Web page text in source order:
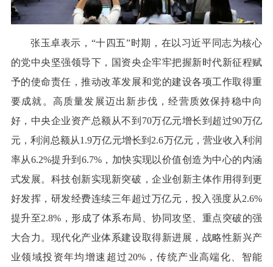
张玉卓表示，“十四五”时期，在以习近平同志为核心
的党中央坚强领导下，国资央企牢牢把握新时代新征程赋
予的使命责任，推动改革发展和党的建设各项工作取得重
要成就。高质量发展迈出新步伐，经营质效保持稳中向
好，中央企业资产总额从不到70万亿元增长到超过90万亿
元，利润总额从1.9万亿元增长到2.6万亿元，营业收入利润
率从6.2%提升到6.7%，加快实现以价值创造为中心的内涵
式发展。科技创新实现新突破，企业创新主体作用得到更
好发挥，研发经费连续三年超过万亿元，投入强度从2.6%
提升至2.8%，形成了体系布局、协同攻坚、重点突破的强
大合力。现代化产业体系建设取得新进展，战略性新兴产
业领域投资年均增速超过20%，传统产业高端化、智能